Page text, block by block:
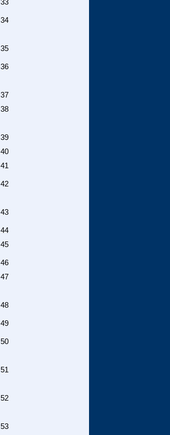
33
34
35
36
37
38
39
40
41
42
43
44
45
46
47
48
49
50
51
52
53